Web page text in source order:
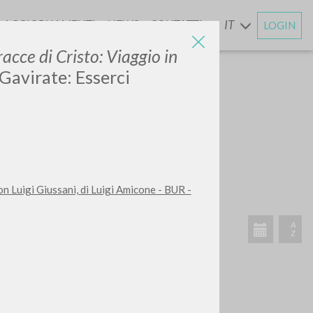
di Cristo: Viaggio in
Esserci
Luigi Giussani, di Luigi Amicone - BUR -
AGGIORNAMENTIENEWS CONTATTI IT LOGIN